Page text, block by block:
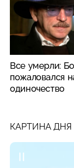
Все умерли:
пожаловался
одиночество
КАРТИНА ДНЯ